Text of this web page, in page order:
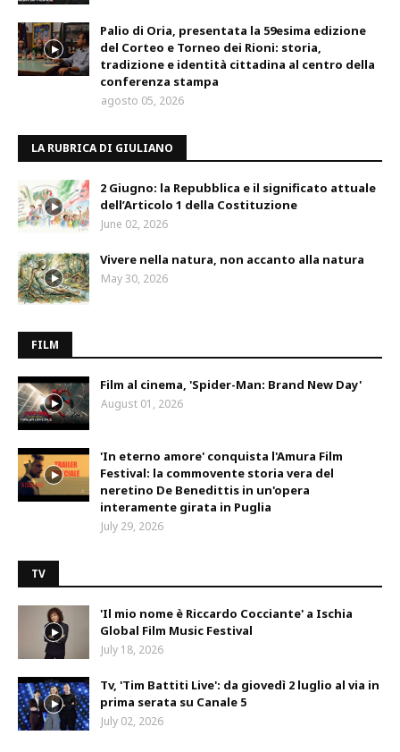
Palio di Oria, presentata la 59esima edizione
del Corteo e Torneo dei Rioni: storia,
tradizione e identità cittadina al centro della
conferenza stampa
agosto 05, 2026
LA RUBRICA DI GIULIANO
2 Giugno: la Repubblica e il significato attuale
dell’Articolo 1 della Costituzione
June 02, 2026
Vivere nella natura, non accanto alla natura
May 30, 2026
FILM
Film al cinema, 'Spider-Man: Brand New Day'
August 01, 2026
'In eterno amore' conquista l'Amura Film
Festival: la commovente storia vera del
neretino De Benedittis in un'opera
interamente girata in Puglia
July 29, 2026
TV
'Il mio nome è Riccardo Cocciante' a Ischia
Global Film Music Festival
July 18, 2026
Tv, 'Tim Battiti Live': da giovedì 2 luglio al via in
prima serata su Canale 5
July 02, 2026